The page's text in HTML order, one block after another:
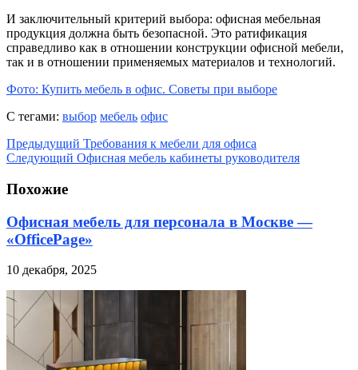
И заключительный критерий выбора: офисная мебельная
продукция должна быть безопасной. Это ратификация
справедливо как в отношении конструкции офисной мебели,
так и в отношении применяемых материалов и технологий.
Фото: Купить мебель в офис. Советы при выборе
С тегами: выбор мебель офис
Предыдущий Требования к мебели для офиса
Следующий Офисная мебель кабинеты руководителя
Похожие
Офисная мебель для персонала в Москве —
«OfficePage»
10 декабря, 2025